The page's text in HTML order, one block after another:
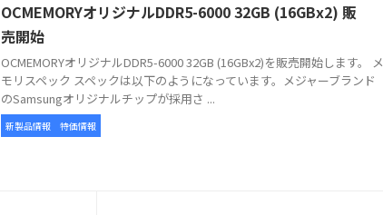
OCMEMORYオリジナルDDR5-6000 32GB (16GBx2) 販
売開始
OCMEMORYオリジナルDDR5-6000 32GB (16GBx2)を販売開始します。 メ
モリスペック スペックは以下のようになっています。メジャーブランド
のSamsungオリジナルチップが採用さ ...
新製品情報 特価情報